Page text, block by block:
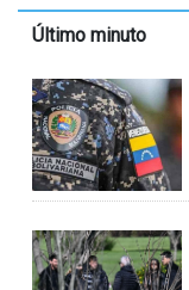
Último minuto